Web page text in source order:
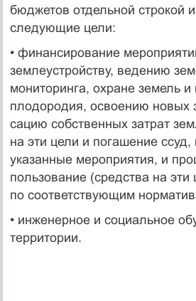
бюджетов отдельной строкой
следующие цели:
• финансирование
землеустройству, ведению
мониторинга, охране земель
плодородия, освоению новых
сацию собственных затрат
на эти цели и погашение
указанные мероприятия, и
пользование (средства на
по соответствующим
• инженерное и социальное
территории.